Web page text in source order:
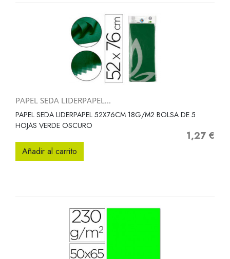
PAPEL SEDA LIDERPAPEL...
PAPEL SEDA LIDERPAPEL 52X76CM 18G/M2 BOLSA DE 5
HOJAS VERDE OSCURO
Precio
1,27 €
Añadir al carrito